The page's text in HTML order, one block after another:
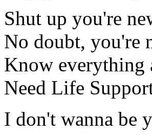
Shut up you're
No doubt, you're
Know everything
Need Life
I don't wanna be